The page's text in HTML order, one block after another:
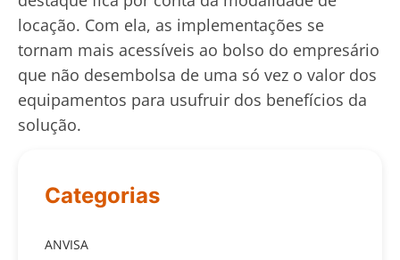
locação. Com ela, as implementações se
tornam mais acessíveis ao bolso do empresário
que não desembolsa de uma só vez o valor dos
equipamentos para usufruir dos benefícios da
solução.
Categorias
ANVISA